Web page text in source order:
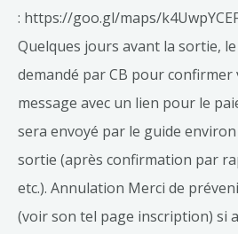
: https://goo.gl/maps/
Quelques jours avant la sortie,
demandé par CB pour
message avec un lien pour le
sera envoyé par le guide
sortie (après confirmation par
etc.). Annulation Merci de
(voir son tel page inscription) si